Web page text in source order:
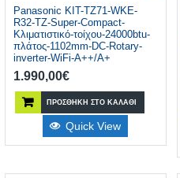
Panasonic KIT-TZ71-WKE-
R32-TZ-Super-Compact-
Κλιματιστικό-τοίχου-24000btu-
πλάτος-1102mm-DC-Rotary-
inverter-WiFi-A++/A+
1.990,00€
ΠΡΟΣΘΉΚΗ ΣΤΟ ΚΑΛΆΘΙ
Quick View